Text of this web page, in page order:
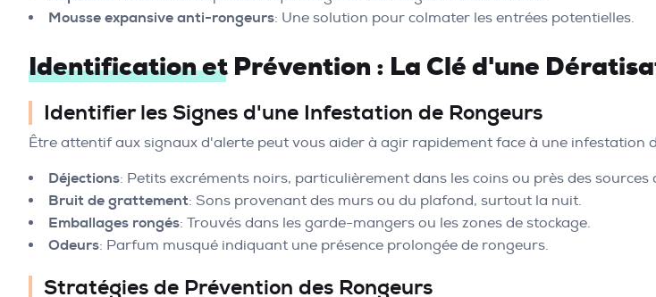
Mousse expansive anti-rongeurs: Une solution pour colmater les entrées potentielles.
Identification et Prévention : La Clé d'une
Identifier les Signes d'une Infestation de Rongeurs
Être attentif aux signaux d'alerte peut vous aider à agir rapidement face à une infestation
Déjections: Petits excréments noirs, particulièrement dans les coins ou près des
Bruit de grattement: Sons provenant des murs ou du plafond, surtout la nuit.
Emballages rongés: Trouvés dans les garde-mangers ou les zones de stockage.
Odeurs: Parfum musqué indiquant une présence prolongée de rongeurs.
Stratégies de Prévention des Rongeurs